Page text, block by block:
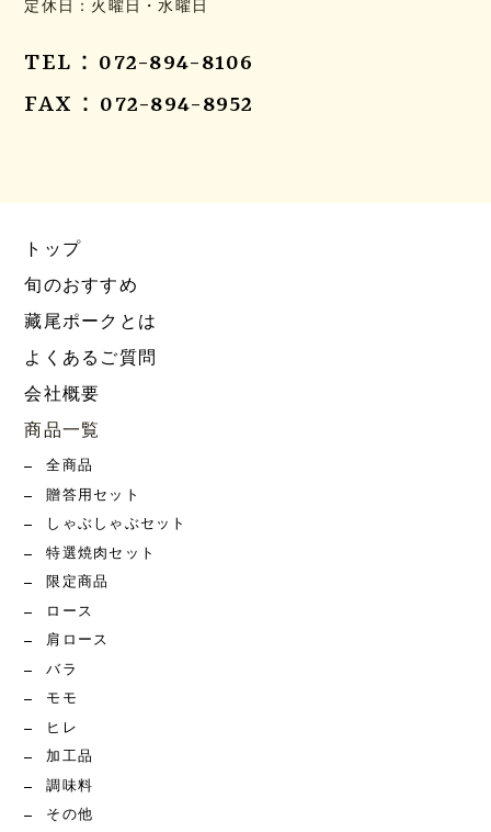
定休日：火曜日・水曜日
TEL：072-894-8106
FAX：072-894-8952
トップ
旬のおすすめ
藏尾ポークとは
よくあるご質問
会社概要
商品一覧
全商品
贈答用セット
しゃぶしゃぶセット
特選焼肉セット
限定商品
ロース
肩ロース
バラ
モモ
ヒレ
加工品
調味料
その他